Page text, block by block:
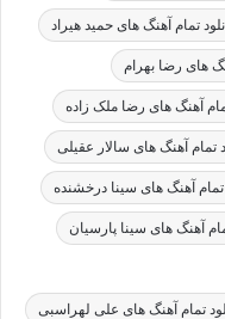
تمام آهنگ های حمید هیراد
های رضا بهرام
آهنگ های رضا ملک زاده
تمام آهنگ های سالار عقیلی
تمام آهنگ های سینا درخشنده
آهنگ های سینا پارسیان
تمام آهنگ های علی لهراسبی